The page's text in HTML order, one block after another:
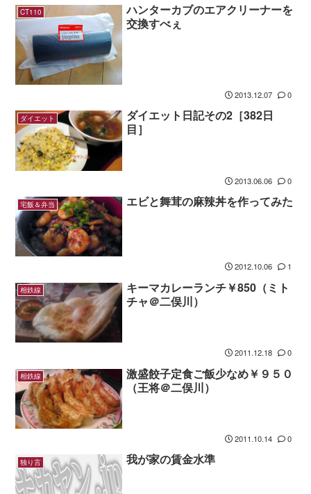
CT110
ハンターカブのエアクリーナーを
交換すべぇ
2013.12.07 0
ダイエット
ダイエット日記その2［382日
目］
2013.06.06 0
宅飯＆弁当 エビと舞茸の麻辣丼を作ってみた
2012.10.06 1
相鉄線
キーマカレーランチ￥850（ミト
チャ＠二俣川）
2011.12.18 0
相鉄線
激盛餃子定食ご飯少なめ￥９５０
（王将＠二俣川）
2011.10.14 0
独り言 我が家の賃金水準